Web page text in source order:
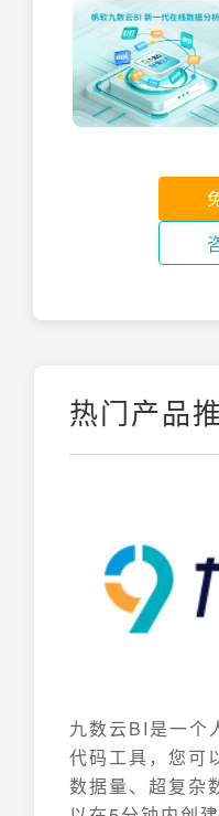
热门产品
九数云BI是一个
代码工具，您可
数据量、超复杂